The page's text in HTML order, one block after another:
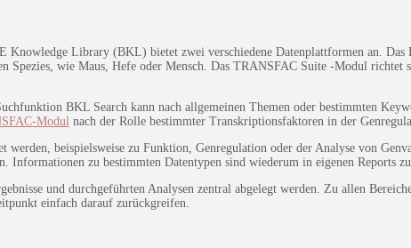
Knowledge Library (BKL) bietet zwei verschiedene Datenplattformen an.
Spezies, wie Maus, Hefe oder Mensch. Das TRANSFAC Suite -Modul
BKL Search kann nach allgemeinen Themen oder bestimmten
Modul nach der Rolle bestimmter Transkriptionsfaktoren in der
werden, beispielsweise zu Funktion, Genregulation oder der Analyse von
zu bestimmten Datentypen sind wiederum in eigenen Reports
und durchgeführten Analysen zentral abgelegt werden. Zu allen
einfach darauf zurückgreifen.